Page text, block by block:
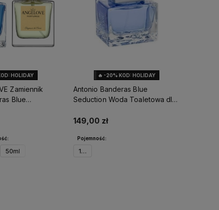
Setki pozytywnych opinii–
starannie dobrane
HOLIDAY
Zamiennik
Blue
50ml
🔥 -20% KOD: HOLIDAY
Antonio Banderas Blue
Seduction Woda Toaletowa dla
149,00 zł
Pojemność:
100ml